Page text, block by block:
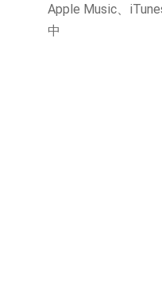
Apple Music、
中